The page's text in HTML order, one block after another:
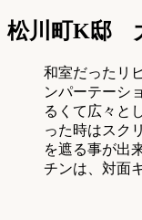
松川町K邸
和室だったリ
ンパーテーシ
るくて広々と
った時はスク
を遮る事が出
チンは、対面